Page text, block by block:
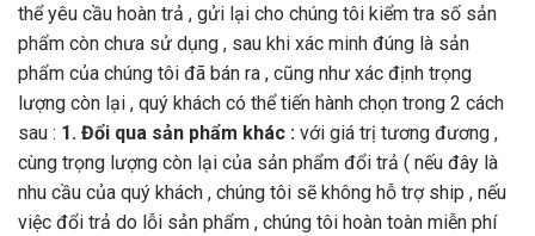
thể yêu cầu hoàn trả , gửi lại cho chúng tôi kiểm tra số sản
phẩm còn chưa sử dụng , sau khi xác minh đúng là sản
phẩm của chúng tôi đã bán ra , cũng như xác định trọng
lượng còn lại , quý khách có thể tiến hành chọn trong 2 cách
sau : 1. Đổi qua sản phẩm khác : với giá trị tương đương ,
cùng trọng lượng còn lại của sản phẩm đổi trả ( nếu đây là
nhu cầu của quý khách , chúng tôi sẽ không hỗ trợ ship , nếu
việc đổi trả do lỗi sản phẩm , chúng tôi hoàn toàn miễn phí